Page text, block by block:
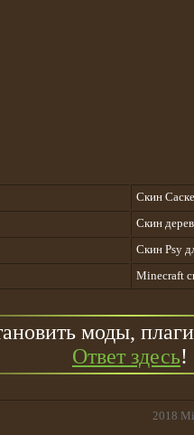
Скин
Скин
Скин Psy
Minecraft
моды,
Ответ здесь!
2018